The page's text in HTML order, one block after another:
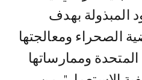
المبذولة بهدف
الصحراء ومعالجتها
وممارساتها